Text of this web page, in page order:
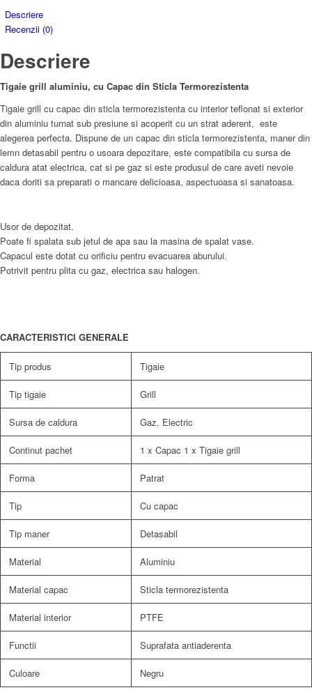
Descriere
Recenzii (0)
Descriere
Tigaie grill aluminiu, cu Capac din Sticla Termorezistenta
Tigaie grill cu capac din sticla termorezistenta cu interior teflonat si exterior
din aluminiu turnat sub presiune si acoperit cu un strat aderent, este
alegerea perfecta. Dispune de un capac din sticla termorezistenta, maner din
lemn detasabil pentru o usoara depozitare, este compatibila cu sursa de
caldura atat electrica, cat si pe gaz si este produsul de care aveti nevoie
daca doriti sa preparati o mancare delicioasa, aspectuoasa si sanatoasa.
Usor de depozitat.
Poate fi spalata sub jetul de apa sau la masina de spalat vase.
Capacul este dotat cu orificiu pentru evacuarea aburului.
Potrivit pentru plita cu gaz, electrica sau halogen.
CARACTERISTICI GENERALE
Tip produs Tigaie
Tip tigaie Grill
Sursa de caldura Gaz, Electric
Continut pachet 1 x Capac 1 x Tigaie grill
Forma Patrat
Tip Cu capac
Tip maner Detasabil
Material Aluminiu
Material capac Sticla termorezistenta
Material interior PTFE
Functii Suprafata antiaderenta
Culoare Negru